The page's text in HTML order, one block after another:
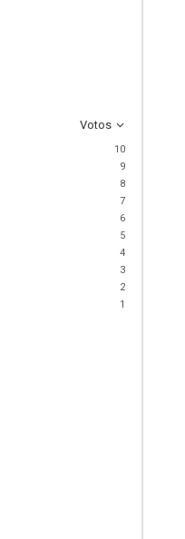
Votos
10
9
8
7
6
5
4
3
2
1